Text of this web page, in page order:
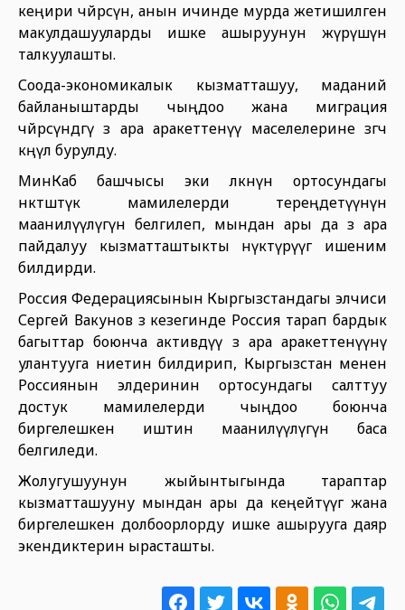
кеңири чөйрөсүн, анын ичинде мурда жетишилген
макулдашууларды ишке ашыруунун жүрүшүн
талкуулашты.
Соода-экономикалык кызматташуу, маданий
байланыштарды чыңдоо жана миграция
чөйрөсүндөгү өз ара аракеттенүү маселелерине өзгөчө
көңүл бурулду.
МинКаб башчысы эки өлкөнүн ортосундагы
өнөктөштүк мамилелерди тереңдетүүнүн
маанилүүлүгүн белгилеп, мындан ары да өз ара
пайдалуу кызматташтыкты өнүктүрүүгө ишеним
билдирди.
Россия Федерациясынын Кыргызстандагы элчиси
Сергей Вакунов өз кезегинде Россия тарап бардык
багыттар боюнча активдүү өз ара аракеттенүүнү
улантууга ниетин билдирип, Кыргызстан менен
Россиянын элдеринин ортосундагы салттуу
достук мамилелерди чыңдоо боюнча
биргелешкен иштин маанилүүлүгүн баса
белгиледи.
Жолугушуунун жыйынтыгында тараптар
кызматташууну мындан ары да кеңейтүүгө жана
биргелешкен долбоорлорду ишке ашырууга даяр
экендиктерин ырасташты.